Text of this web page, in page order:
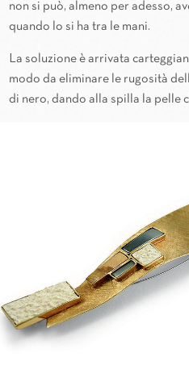
non si può, almeno per adesso,
quando lo si ha tra le mani.
La soluzione è arrivata
modo da eliminare le rugosità
di nero, dando alla spilla la pelle